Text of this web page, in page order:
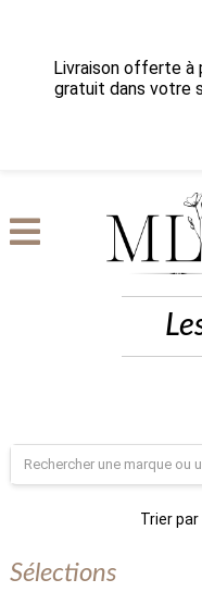
Livraison offerte à
gratuit dans votre
Trier par
Sélections